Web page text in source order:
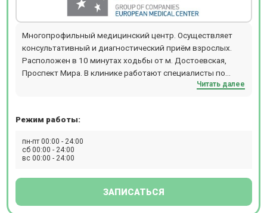
Многопрофильный медицинский центр. Осуществляет
консультативный и диагностический приём взрослых.
Расположен в 10 минутах ходьбы от м. Достоевская,
Проспект Мира. В клинике работают специалисты по
Читать далее
Режим работы:
пн-пт 00:00 - 24:00
сб 00:00 - 24:00
вс 00:00 - 24:00
ЗАПИСАТЬСЯ